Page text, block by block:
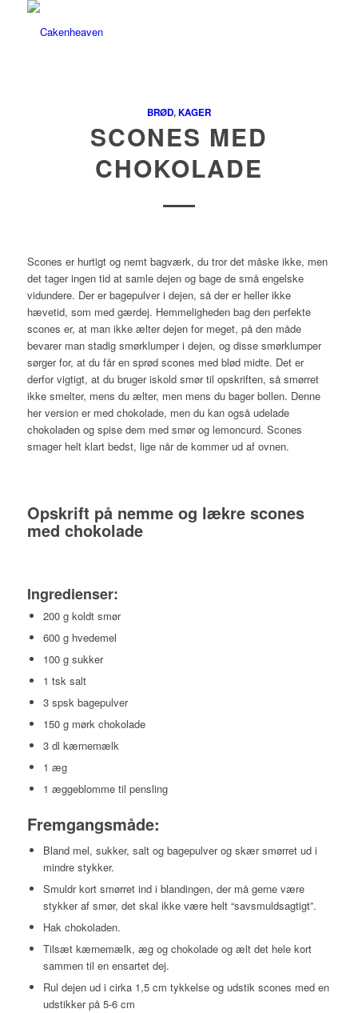
BRØD,KAGER
SCONES MED
CHOKOLADE
Scones er hurtigt og nemt bagværk, du tror det måske ikke, men
det tager ingen tid at samle dejen og bage de små engelske
vidundere. Der er bagepulver i dejen, så der er heller ikke
hævetid, som med gærdej. Hemmeligheden bag den perfekte
scones er, at man ikke ælter dejen for meget, på den måde
bevarer man stadig smørklumper i dejen, og disse smørklumper
sørger for, at du får en sprød scones med blød midte. Det er
derfor vigtigt, at du bruger iskold smør til opskriften, så smørret
ikke smelter, mens du ælter, men mens du bager bollen. Denne
her version er med chokolade, men du kan også udelade
chokoladen og spise dem med smør og lemoncurd. Scones
smager helt klart bedst, lige når de kommer ud af ovnen.
Opskrift på nemme og lækre scones
med chokolade
Ingredienser:
200 g koldt smør
600 g hvedemel
100 g sukker
1 tsk salt
3 spsk bagepulver
150 g mørk chokolade
3 dl kærnemælk
1 æg
1 æggeblomme til pensling
Fremgangsmåde:
Bland mel, sukker, salt og bagepulver og skær smørret ud i
mindre stykker.
Smuldr kort smørret ind i blandingen, der må gerne være
stykker af smør, det skal ikke være helt “savsmuldsagtigt”.
Hak chokoladen.
Tilsæt kærnemælk, æg og chokolade og ælt det hele kort
sammen til en ensartet dej.
Rul dejen ud i cirka 1,5 cm tykkelse og udstik scones med en
udstikker på 5-6 cm